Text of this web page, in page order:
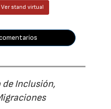
Ver stand virtual
Inclusión,